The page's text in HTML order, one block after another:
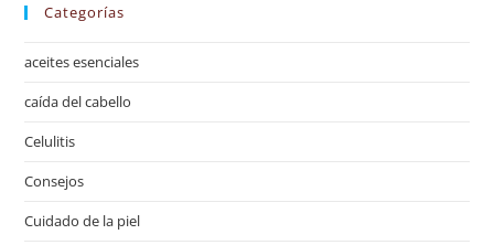
Categorías
aceites esenciales
caída del cabello
Celulitis
Consejos
Cuidado de la piel